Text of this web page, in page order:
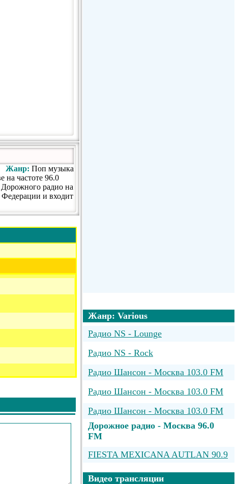
Жанр: Поп музыка
на частоте 96.0
радио на
Федерации и входит
Жанр: Various
Радио NS - Lounge
Радио NS - Rock
Радио Шансон - Москва 103.0 FM
Радио Шансон - Москва 103.0 FM
Радио Шансон - Москва 103.0 FM
Дорожное радио - Москва 96.0
FM
FIESTA MEXICANA AUTLAN 90.9
Русское Радио
Видео трансляции